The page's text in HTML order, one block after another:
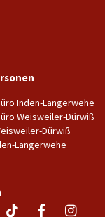
Inden-Langerwehe
Weisweiler-Dürwiß
Dürwiß
Langerwehe